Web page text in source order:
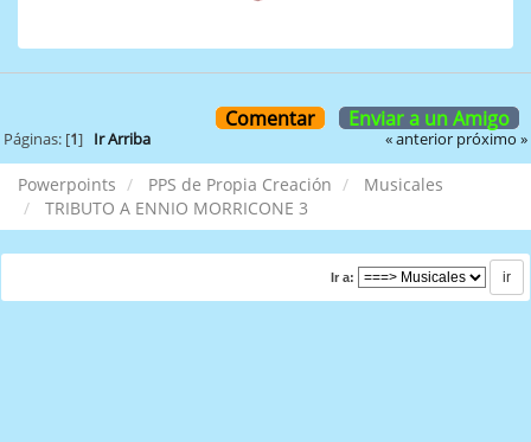
Comentar Enviar a un Amigo
Páginas: [1] Ir Arriba « anterior próximo »
Powerpoints PPS de Propia Creación
Musicales
TRIBUTO A ENNIO MORRICONE 3
Ir a: